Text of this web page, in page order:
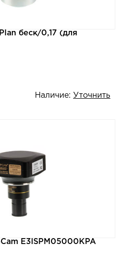
беск/0,17 (для
Наличие: Уточнить
E3ISPM05000KPA